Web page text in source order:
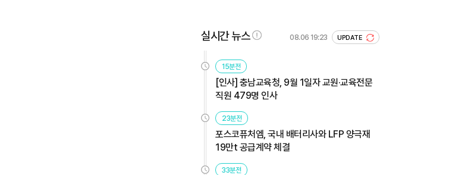
실시간 뉴스 08.06 19:23 UPDATE
15분전
[인사] 충남교육청, 9월 1일자 교원·교육전문
직원 479명 인사
23분전
포스코퓨처엠, 국내 배터리사와 LFP 양극재
19만t 공급계약 체결
33분전